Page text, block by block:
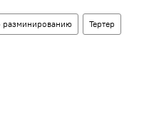
разминированию Тертер